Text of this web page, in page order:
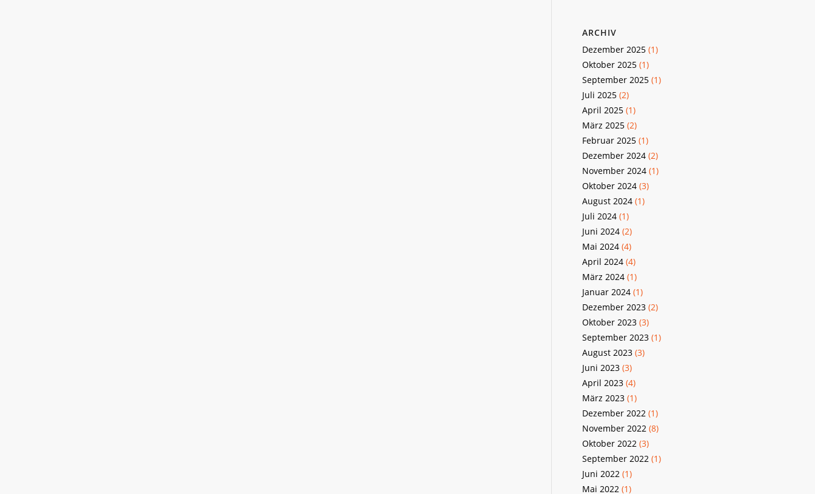
ARCHIV
Dezember 2025(1)
Oktober 2025(1)
September 2025(1)
Juli 2025(2)
April 2025(1)
März 2025(2)
Februar 2025(1)
Dezember 2024(2)
November 2024(1)
Oktober 2024(3)
August 2024(1)
Juli 2024(1)
Juni 2024(2)
Mai 2024(4)
April 2024(4)
März 2024(1)
Januar 2024(1)
Dezember 2023(2)
Oktober 2023(3)
September 2023(1)
August 2023(3)
Juni 2023(3)
April 2023(4)
März 2023(1)
Dezember 2022(1)
November 2022(8)
Oktober 2022(3)
September 2022(1)
Juni 2022(1)
Mai 2022(1)